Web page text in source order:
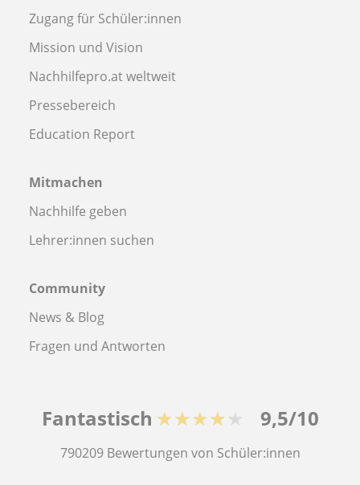
Zugang für Schüler:innen
Mission und Vision
Nachhilfepro.at weltweit
Pressebereich
Education Report
Mitmachen
Nachhilfe geben
Lehrer:innen suchen
Community
News & Blog
Fragen und Antworten
Fantastisch ★★★★★ 9,5/10
790209 Bewertungen von Schüler:innen